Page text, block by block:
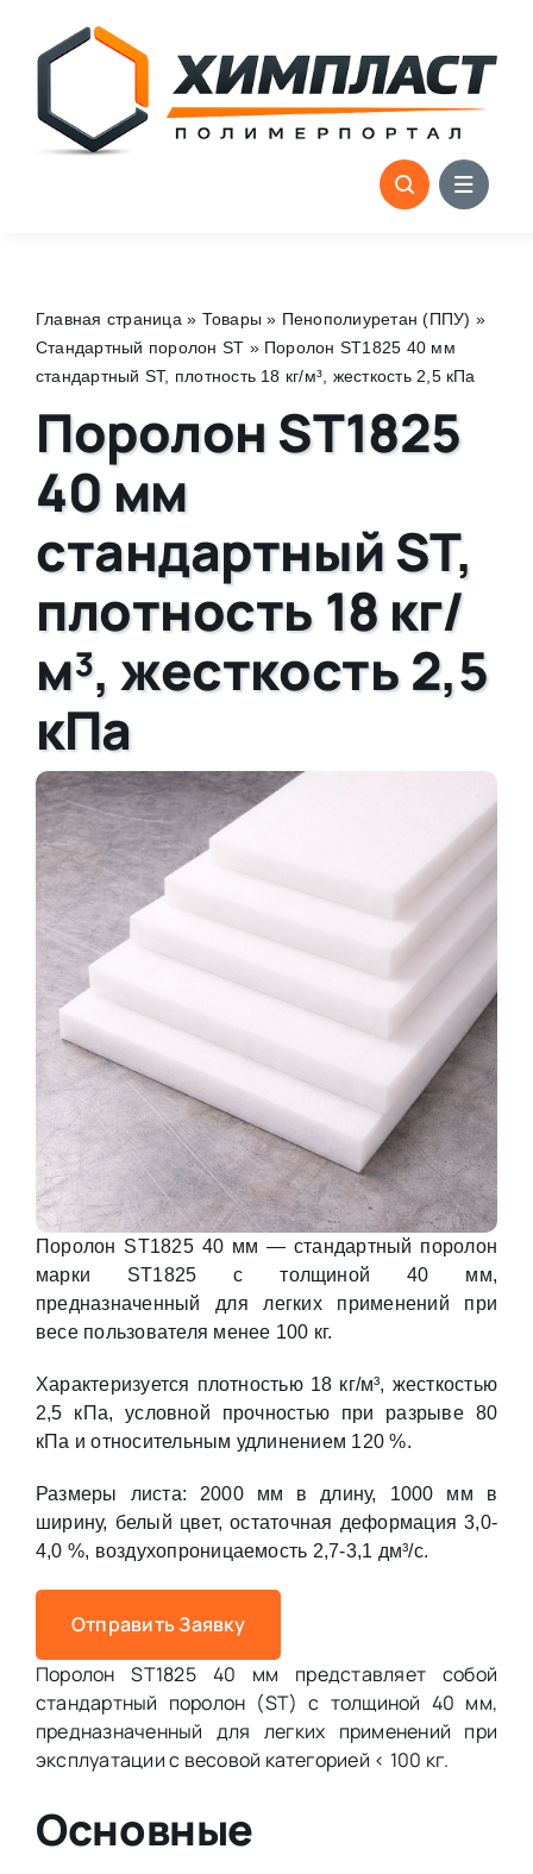
content
Главная страница » Товары » Пенополиуретан (ППУ) »
Стандартный поролон ST » Поролон ST1825 40 мм
стандартный ST, плотность 18 кг/м³, жесткость 2,5 кПа
Поролон ST1825
40 мм
стандартный ST,
плотность 18 кг/
м³, жесткость 2,5
кПа
Поролон ST1825 40 мм — стандартный поролон
марки ST1825 с толщиной 40 мм,
предназначенный для легких применений при
весе пользователя менее 100 кг.
Характеризуется плотностью 18 кг/м³, жесткостью
2,5 кПа, условной прочностью при разрыве 80
кПа и относительным удлинением 120 %.
Размеры листа: 2000 мм в длину, 1000 мм в
ширину, белый цвет, остаточная деформация 3,0-
4,0 %, воздухопроницаемость 2,7-3,1 дм³/с.
Отправить Заявку
Поролон ST1825 40 мм представляет собой
стандартный поролон (ST) с толщиной 40 мм,
предназначенный для легких применений при
эксплуатации с весовой категорией < 100 кг.
Основные